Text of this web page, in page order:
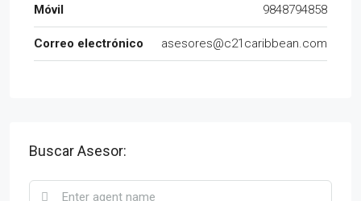
Móvil 9848794858
Correo electrónico asesores@c21caribbean.com
Buscar Asesor: